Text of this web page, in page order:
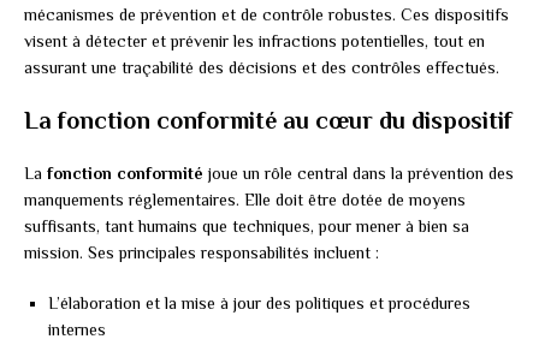
mécanismes de prévention et de contrôle robustes. Ces dispositifs
visent à détecter et prévenir les infractions potentielles, tout en
assurant une traçabilité des décisions et des contrôles effectués.
La fonction conformité au cœur du dispositif
La fonction conformité joue un rôle central dans la prévention des
manquements réglementaires. Elle doit être dotée de moyens
suffisants, tant humains que techniques, pour mener à bien sa
mission. Ses principales responsabilités incluent :
L’élaboration et la mise à jour des politiques et procédures
internes